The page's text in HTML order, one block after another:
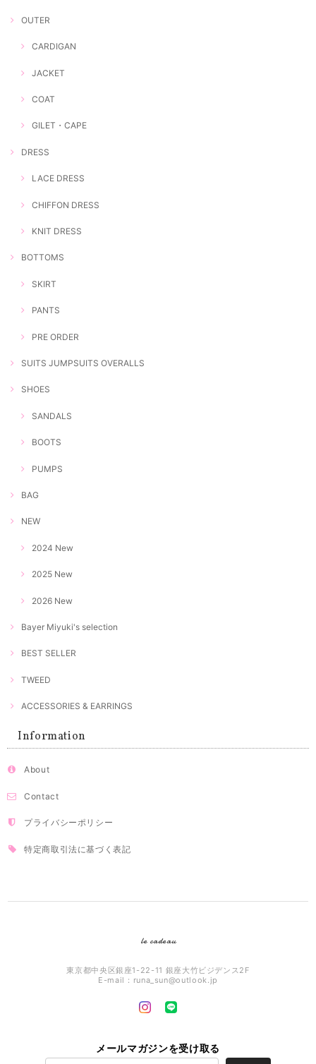
OUTER
CARDIGAN
JACKET
COAT
GILET・CAPE
DRESS
LACE DRESS
CHIFFON DRESS
KNIT DRESS
BOTTOMS
SKIRT
PANTS
PRE ORDER
SUITS JUMPSUITS OVERALLS
SHOES
SANDALS
BOOTS
PUMPS
BAG
NEW
2024 New
2025 New
2026 New
Bayer Miyuki's selection
BEST SELLER
TWEED
ACCESSORIES & EARRINGS
Information
About
Contact
プライバシーポリシー
特定商取引法に基づく表記
le cadeau
東京都中央区銀座1-22-11 銀座大竹ビジデンス2F
E-mail： runa_sun@outlook.jp
メールマガジンを受け取る